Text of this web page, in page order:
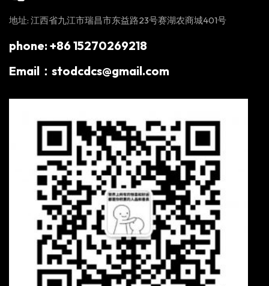
地址: 江西省九江市瑞昌市东益路23号赛湖农商城401号
phone: +86 15270269218
Email：stodcdcs@gmail.com